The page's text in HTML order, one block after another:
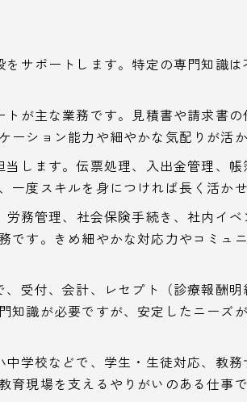
をサポートします。特定の専門知識
トが主な業務です。見積書や請求書
ーション能力や細やかな気配りが活か
当します。伝票処理、入出金管理、
一度スキルを身につければ長く活かせ
労務管理、社会保険手続き、社内イベ
です。きめ細やかな対応力やコミュ
、受付、会計、レセプト（診療報酬明
知識が必要ですが、安定したニーズ
中学校などで、学生・生徒対応、教
育現場を支えるやりがいのある仕事で